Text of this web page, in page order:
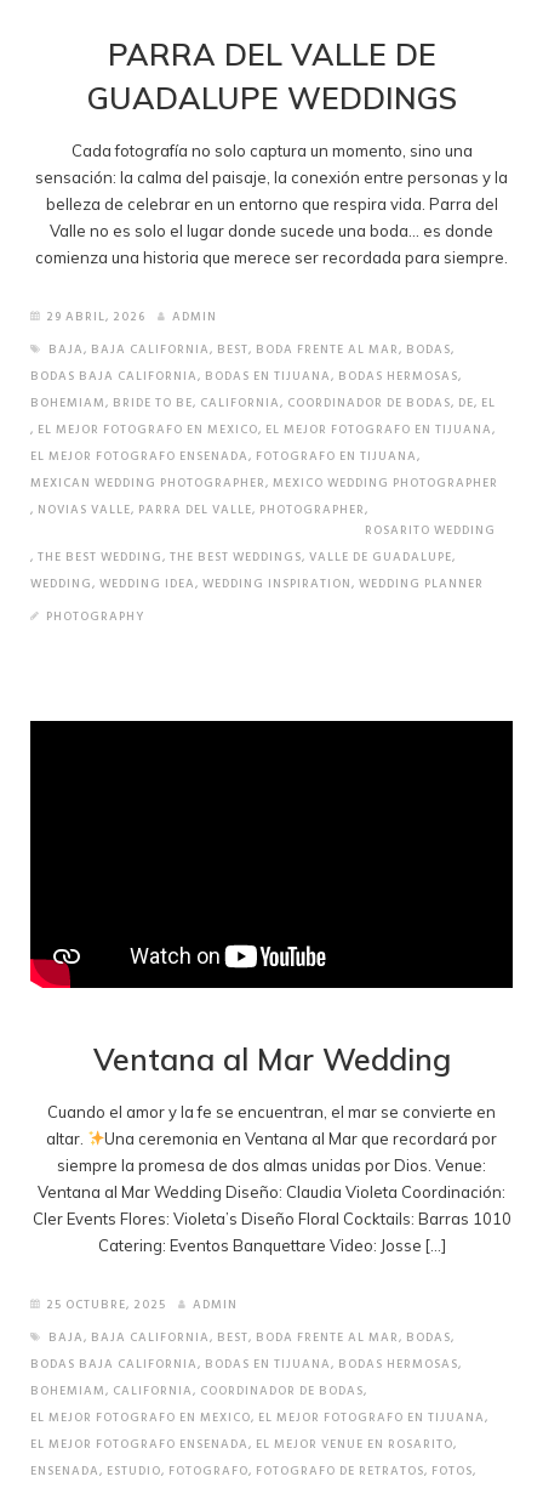
PARRA DEL VALLE DE
GUADALUPE WEDDINGS
Cada fotografía no solo captura un momento, sino una
sensación: la calma del paisaje, la conexión entre personas y la
belleza de celebrar en un entorno que respira vida. Parra del
Valle no es solo el lugar donde sucede una boda… es donde
comienza una historia que merece ser recordada para siempre.
29 ABRIL, 2026
ADMIN
BAJA, BAJA CALIFORNIA, BEST, BODA FRENTE AL MAR, BODAS,
BODAS BAJA CALIFORNIA, BODAS EN TIJUANA, BODAS HERMOSAS,
BOHEMIAM, BRIDE TO BE, CALIFORNIA, COORDINADOR DE BODAS, DE, EL
, EL MEJOR FOTOGRAFO EN MEXICO, EL MEJOR FOTOGRAFO EN TIJUANA,
EL MEJOR FOTOGRAFO ENSENADA, FOTOGRAFO EN TIJUANA,
MEXICAN WEDDING PHOTOGRAPHER, MEXICO WEDDING PHOTOGRAPHER
, NOVIAS VALLE, PARRA DEL VALLE, PHOTOGRAPHER,
ROSARITO WEDDING
, THE BEST WEDDING, THE BEST WEDDINGS, VALLE DE GUADALUPE,
WEDDING, WEDDING IDEA, WEDDING INSPIRATION, WEDDING PLANNER
PHOTOGRAPHY
Ventana al Mar Wedding
Cuando el amor y la fe se encuentran, el mar se convierte en
altar.
Una ceremonia en Ventana al Mar que recordará por
siempre la promesa de dos almas unidas por Dios. Venue:
Ventana al Mar Wedding Diseño: Claudia Violeta Coordinación:
Cler Events Flores: Violeta’s Diseño Floral Cocktails: Barras 1010
Catering: Eventos Banquettare Video: Josse […]
25 OCTUBRE, 2025
ADMIN
BAJA, BAJA CALIFORNIA, BEST, BODA FRENTE AL MAR, BODAS,
BODAS BAJA CALIFORNIA, BODAS EN TIJUANA, BODAS HERMOSAS,
BOHEMIAM, CALIFORNIA, COORDINADOR DE BODAS,
EL MEJOR FOTOGRAFO EN MEXICO, EL MEJOR FOTOGRAFO EN TIJUANA,
EL MEJOR FOTOGRAFO ENSENADA, EL MEJOR VENUE EN ROSARITO,
ENSENADA, ESTUDIO, FOTOGRAFO, FOTOGRAFO DE RETRATOS, FOTOS,